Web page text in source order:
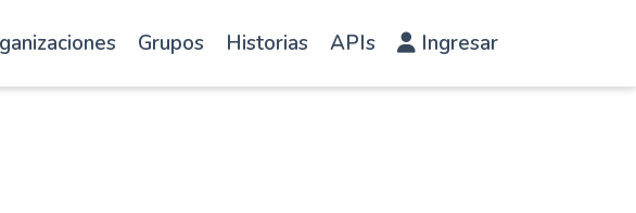
Grupos Historias APIs Ingresar